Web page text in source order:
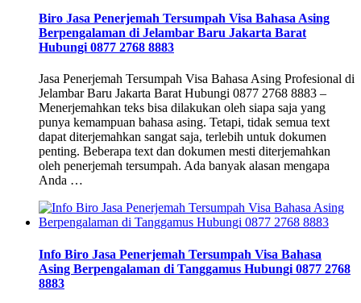
Biro Jasa Penerjemah Tersumpah Visa Bahasa Asing
Berpengalaman di Jelambar Baru Jakarta Barat
Hubungi 0877 2768 8883
Jasa Penerjemah Tersumpah Visa Bahasa Asing Profesional di
Jelambar Baru Jakarta Barat Hubungi 0877 2768 8883 –
Menerjemahkan teks bisa dilakukan oleh siapa saja yang
punya kemampuan bahasa asing. Tetapi, tidak semua text
dapat diterjemahkan sangat saja, terlebih untuk dokumen
penting. Beberapa text dan dokumen mesti diterjemahkan
oleh penerjemah tersumpah. Ada banyak alasan mengapa
Anda …
Info Biro Jasa Penerjemah Tersumpah Visa Bahasa
Asing Berpengalaman di Tanggamus Hubungi 0877 2768
8883